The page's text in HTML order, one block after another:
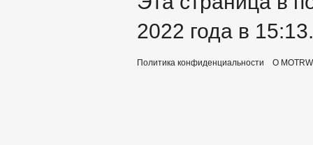
2022 года в 15:13.
Политика конфиденциальности О